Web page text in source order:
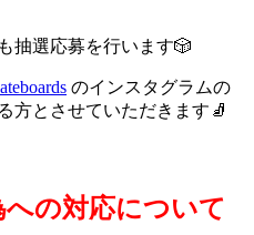
抽選応募を行います🎲
のインスタグラムの
方とさせていただきます🧦
の対応について